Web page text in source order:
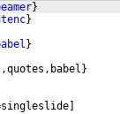
}
}
}
}